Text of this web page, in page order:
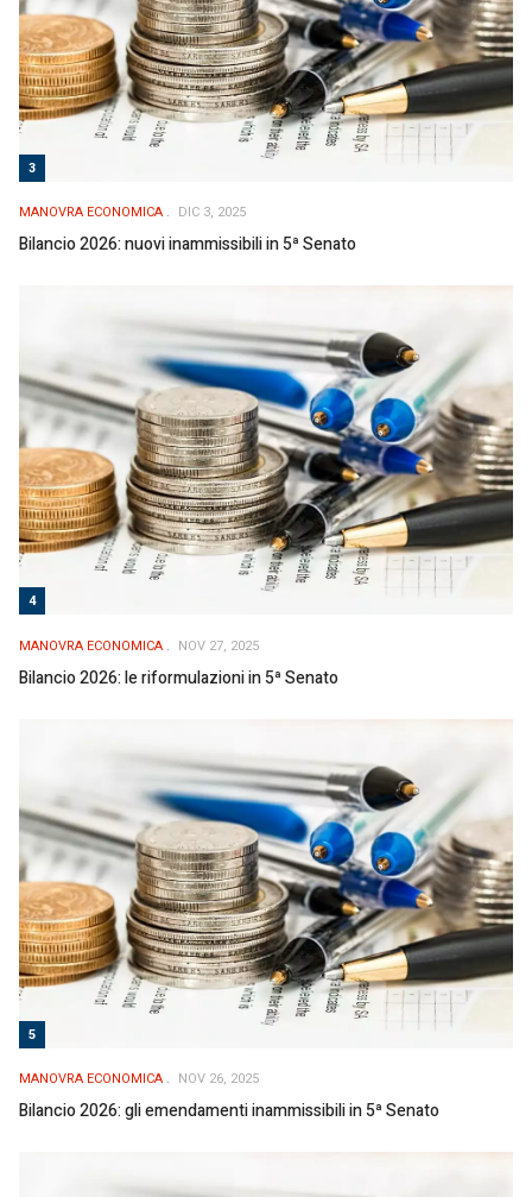
3
MANOVRA ECONOMICA DIC 3, 2025
Bilancio 2026: nuovi inammissibili in 5ª Senato
4
MANOVRA ECONOMICA NOV 27, 2025
Bilancio 2026: le riformulazioni in 5ª Senato
5
MANOVRA ECONOMICA NOV 26, 2025
Bilancio 2026: gli emendamenti inammissibili in 5ª Senato